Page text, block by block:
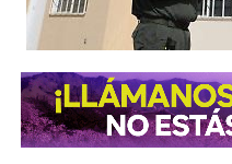
amputación de dedos.
Ocho de los heridos son
Terrazas, mientras que
municipio de Santa